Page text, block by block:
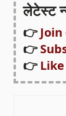
लेटेस्ट
👉
👉
👉